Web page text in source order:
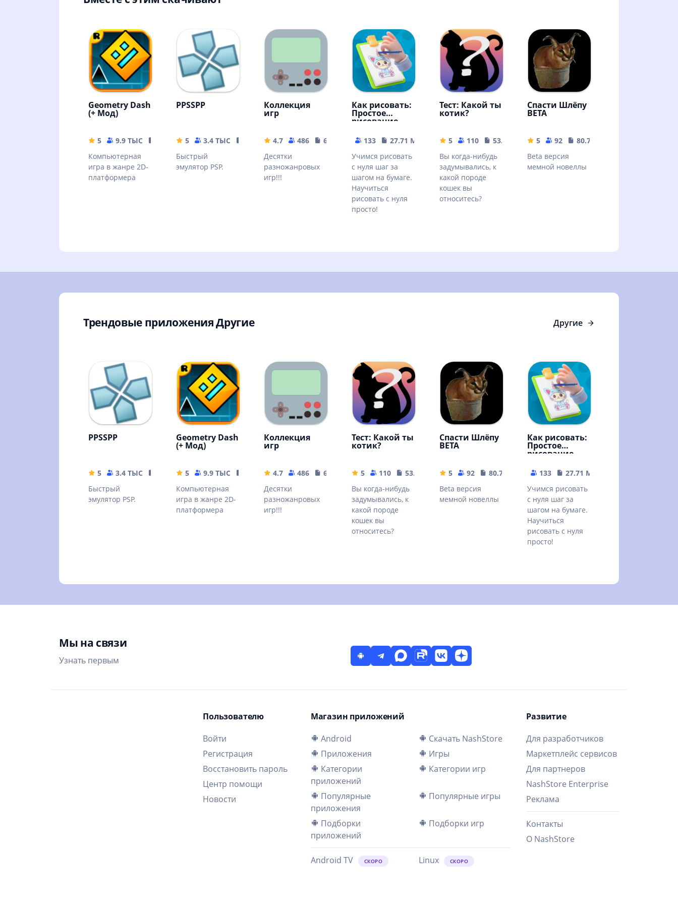
Geometry Dash
(+ Мод)
5 9.9 ТЫС
77.28 MB
Компьютерная
игра в жанре 2D-
платформера
PPSSPP
5 3.4 ТЫС
36.97 MB
Быстрый
эмулятор PSP.
Коллекция
игр
4.7 486
6.8 MB
Десятки
разножанровых
игр!!!
Как рисовать:
Простое
рисование
133
27.71 MB
Учимся рисовать
с нуля шаг за
шагом на бумаге.
Научиться
рисовать с нуля
просто!
Тест: Какой ты
котик?
5 110
53.21 MB
Вы когда-нибудь
задумывались, к
какой породе
кошек вы
относитесь?
Спасти Шлёпу
BETA
5 92
80.76 MB
Beta версия
мемной новеллы
Трендовые приложения Другие Другие
PPSSPP
5 3.4 ТЫС
36.97 MB
Быстрый
эмулятор PSP.
Geometry Dash
(+ Мод)
5 9.9 ТЫС
77.28 MB
Компьютерная
игра в жанре 2D-
платформера
Коллекция
игр
4.7 486
6.8 MB
Десятки
разножанровых
игр!!!
Тест: Какой ты
котик?
5 110
53.21 MB
Вы когда-нибудь
задумывались, к
какой породе
кошек вы
относитесь?
Спасти Шлёпу
BETA
5 92
80.76 MB
Beta версия
мемной новеллы
Как рисовать:
Простое
рисование
133
27.71 MB
Учимся рисовать
с нуля шаг за
шагом на бумаге.
Научиться
рисовать с нуля
просто!
Мы на связи
Узнать первым
Пользователю
Войти
Регистрация
Восстановить пароль
Центр помощи
Новости
Магазин приложений
Android
Скачать NashStore
Приложения
Игры
Категории
приложений
Категории игр
Популярные
приложения
Популярные игры
Подборки
приложений
Подборки игр
Android TV СКОРО Linux СКОРО
Развитие
Для разработчиков
Маркетплейс сервисов
Для партнеров
NashStore Enterprise
Реклама
Контакты
О NashStore